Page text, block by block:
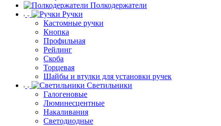
Полкодержатели
Ручки
Кастомные ручки
Кнопка
Профильная
Рейлинг
Скоба
Торцевая
Шайбы и втулки для установки ручек
Светильники
Галогеновые
Люминесцентные
Накаливания
Светодиодные